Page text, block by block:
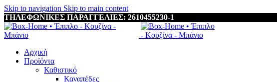
Skip to navigation Skip to main content
ΤΗΛΕΦΩΝΙΚΕΣ ΠΑΡΑΓΓΕΛΙΕΣ: 2610455230-1
Αρχική
Προϊόντα
Καθιστικό
Καναπέδες